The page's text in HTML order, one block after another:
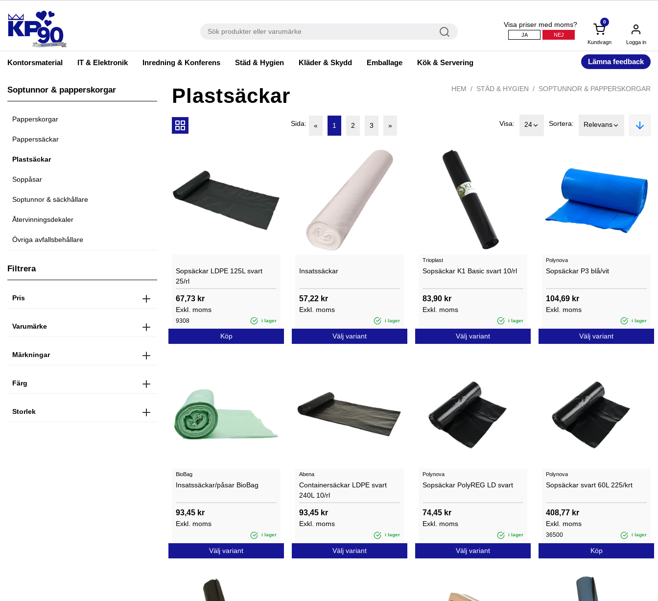
Visa priser med moms?
JA NEJ
0
Kundvagn Logga in
Kontorsmaterial IT & Elektronik Inredning & Konferens Städ & Hygien Kläder & Skydd Emballage Kök & Servering Lämna feedback
Soptunnor & papperskorgar
Papperskorgar
Papperssäckar
Plastsäckar
Soppåsar
Soptunnor & säckhållare
Återvinningsdekaler
Övriga avfallsbehållare
Filtrera
Pris
Varumärke
Märkningar
Färg
Storlek
HEM STÄD & HYGIEN SOPTUNNOR & PAPPERSKORGAR
Plastsäckar
Sida: « 1 2 3 » Visa: 24 Sortera: Relevans
Sopsäckar LDPE 125L svart
25/rl
67,73 kr
Exkl. moms
9308 i lager
Köp
Insatssäckar
57,22 kr
Exkl. moms
i lager
Välj variant
Trioplast
Sopsäckar K1 Basic svart 10/rl
83,90 kr
Exkl. moms
i lager
Välj variant
Polynova
Sopsäckar P3 blå/vit
104,69 kr
Exkl. moms
i lager
Välj variant
BioBag
Insatssäckar/påsar BioBag
93,45 kr
Exkl. moms
i lager
Välj variant
Abena
Containersäckar LDPE svart
240L 10/rl
93,45 kr
Exkl. moms
i lager
Välj variant
Polynova
Sopsäckar PolyREG LD svart
74,45 kr
Exkl. moms
i lager
Välj variant
Polynova
Sopsäckar svart 60L 225/krt
408,77 kr
Exkl. moms
36500 i lager
Köp